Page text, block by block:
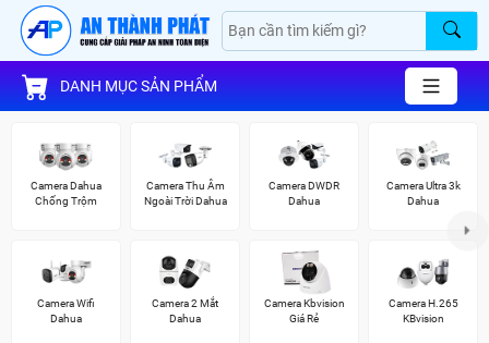
DANH MỤC SẢN PHẨM
Camera Dahua
Chống Trộm
Camera Thu Âm
Ngoài Trời Dahua
Camera DWDR
Dahua
Camera Ultra 3k
Dahua
Camera Wifi
Dahua
Camera 2 Mắt
Dahua
Camera Kbvision
Giá Rẻ
Camera H.265
KBvision